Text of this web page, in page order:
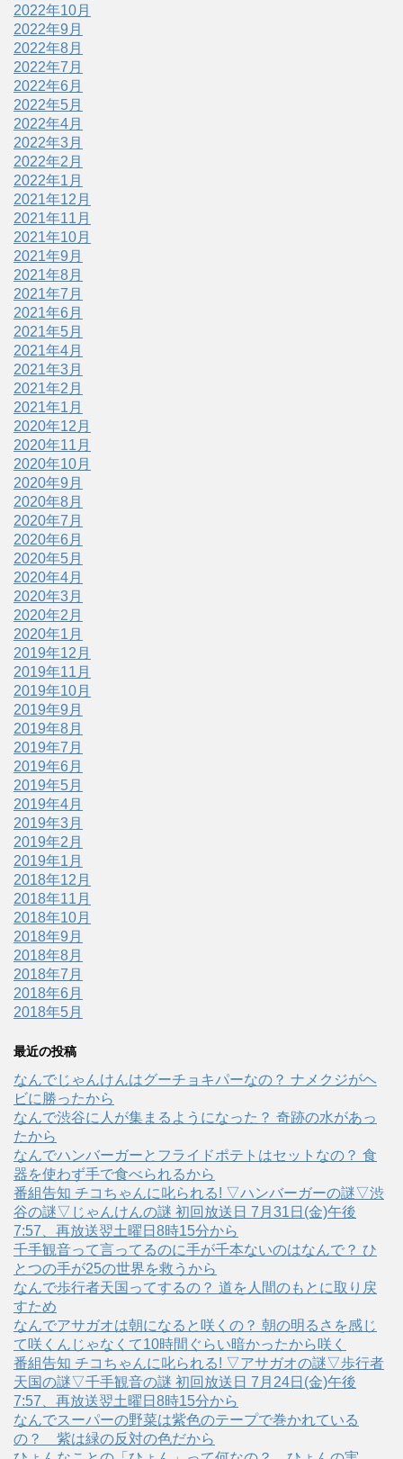
2022年10月
2022年9月
2022年8月
2022年7月
2022年6月
2022年5月
2022年4月
2022年3月
2022年2月
2022年1月
2021年12月
2021年11月
2021年10月
2021年9月
2021年8月
2021年7月
2021年6月
2021年5月
2021年4月
2021年3月
2021年2月
2021年1月
2020年12月
2020年11月
2020年10月
2020年9月
2020年8月
2020年7月
2020年6月
2020年5月
2020年4月
2020年3月
2020年2月
2020年1月
2019年12月
2019年11月
2019年10月
2019年9月
2019年8月
2019年7月
2019年6月
2019年5月
2019年4月
2019年3月
2019年2月
2019年1月
2018年12月
2018年11月
2018年10月
2018年9月
2018年8月
2018年7月
2018年6月
2018年5月
最近の投稿
なんでじゃんけんはグーチョキパーなの？ ナメクジがヘ
ビに勝ったから
なんで渋谷に人が集まるようになった？ 奇跡の水があっ
たから
なんでハンバーガーとフライドポテトはセットなの？ 食
器を使わず手で食べられるから
番組告知 チコちゃんに叱られる! ▽ハンバーガーの謎▽渋
谷の謎▽じゃんけんの謎 初回放送日 7月31日(金)午後
7:57、再放送翌土曜日8時15分から
千手観音って言ってるのに手が千本ないのはなんで？ ひ
とつの手が25の世界を救うから
なんで歩行者天国ってするの？ 道を人間のもとに取り戻
すため
なんでアサガオは朝になると咲くの？ 朝の明るさを感じ
て咲くんじゃなくて10時間ぐらい暗かったから咲く
番組告知 チコちゃんに叱られる! ▽アサガオの謎▽歩行者
天国の謎▽千手観音の謎 初回放送日 7月24日(金)午後
7:57、再放送翌土曜日8時15分から
なんでスーパーの野菜は紫色のテープで巻かれている
の？ 紫は緑の反対の色だから